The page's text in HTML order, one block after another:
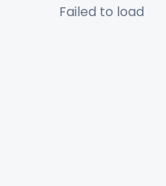
Failed to load